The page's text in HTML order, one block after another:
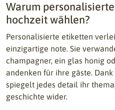
Warum
hochzeit wählen?
Personalisierte etiketten
einzigartige note. Sie
champagner, ein glas honig
andenken für ihre gäste.
spiegelt jedes detail ihr
geschichte wider.